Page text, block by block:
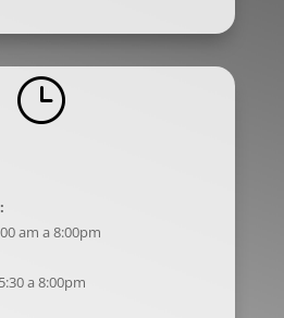
}
am a 8:00pm
a 8:00pm